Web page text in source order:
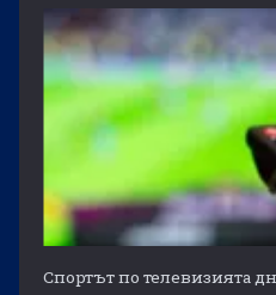
Спортът по телевизията